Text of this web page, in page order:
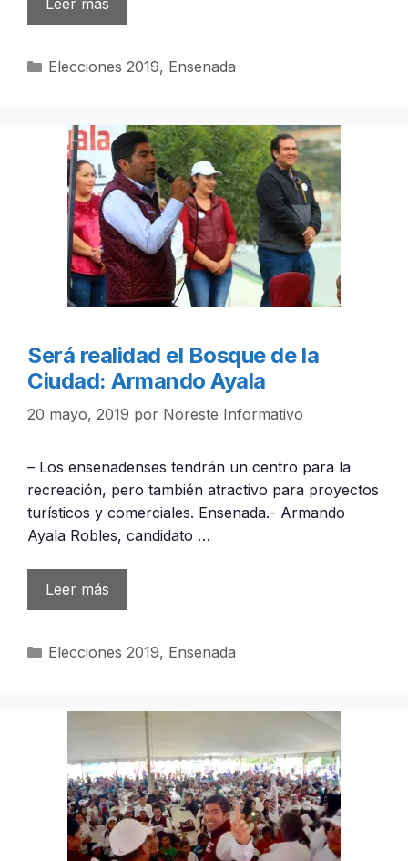
Categorías
Elecciones 2019, Ensenada
Será realidad el Bosque de la
Ciudad: Armando Ayala
20 mayo, 2019 por Noreste Informativo
– Los ensenadenses tendrán un centro para la
recreación, pero también atractivo para proyectos
turísticos y comerciales. Ensenada.- Armando
Ayala Robles, candidato …
Leer más
Categorías
Elecciones 2019, Ensenada